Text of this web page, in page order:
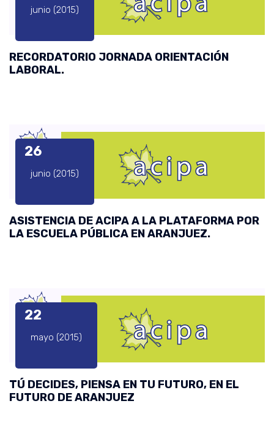
junio (2015)
RECORDATORIO JORNADA ORIENTACIÓN
LABORAL.
26
junio (2015)
ASISTENCIA DE ACIPA A LA PLATAFORMA POR
LA ESCUELA PÚBLICA EN ARANJUEZ.
22
mayo (2015)
TÚ DECIDES, PIENSA EN TU FUTURO, EN EL
FUTURO DE ARANJUEZ